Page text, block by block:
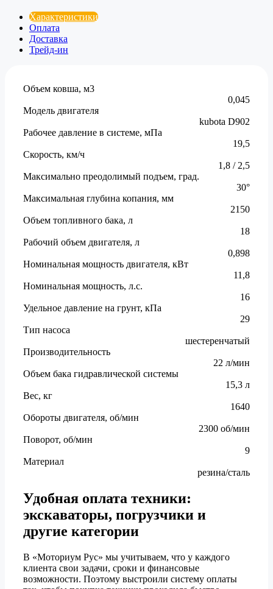
Характеристики
Оплата
Доставка
Трейд-ин
Объем ковша, м3
0,045
Модель двигателя
kubota D902
Рабочее давление в системе, мПа
19,5
Скорость, км/ч
1,8 / 2,5
Максимально преодолимый подъем, град.
30°
Максимальная глубина копания, мм
2150
Объем топливного бака, л
18
Рабочий объем двигателя, л
0,898
Номинальная мощность двигателя, кВт
11,8
Номинальная мощность, л.с.
16
Удельное давление на грунт, кПа
29
Тип насоса
шестеренчатый
Производительность
22 л/мин
Объем бака гидравлической системы
15,3 л
Вес, кг
1640
Обороты двигателя, об/мин
2300 об/мин
Поворот, об/мин
9
Материал
резина/сталь
Удобная оплата техники:
экскаваторы, погрузчики и
другие категории
В «Моториум Рус» мы учитываем, что у каждого
клиента свои задачи, сроки и финансовые
возможности. Поэтому выстроили систему оплаты